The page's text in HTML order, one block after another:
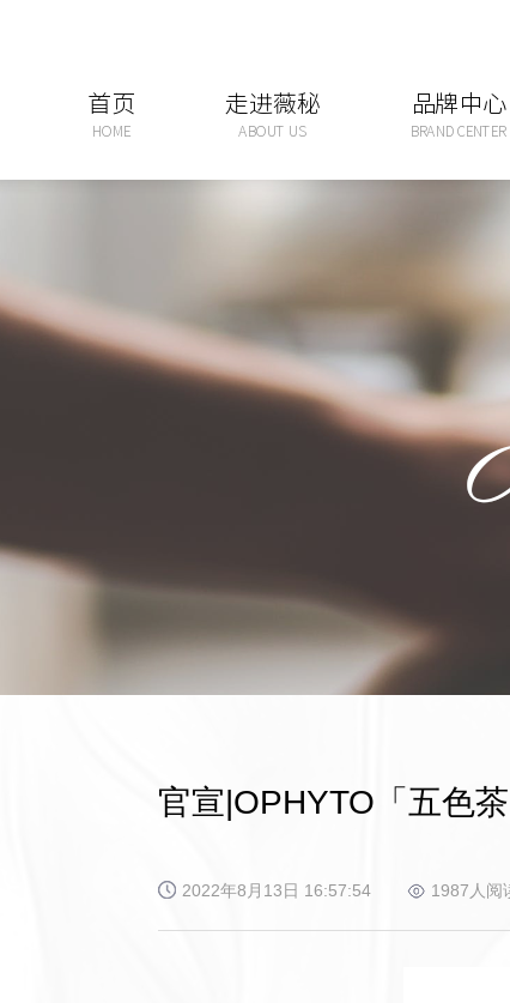
首页
HOME
走进薇秘
ABOUT US
品牌中心
BRAND CENTER
官宣|OPHYTO「五色
2022年8月13日 16:57:54 1987人阅